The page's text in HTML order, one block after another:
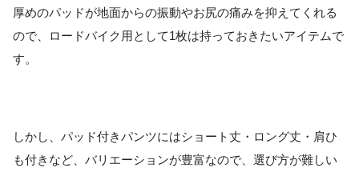
厚めのパッドが地面からの振動やお尻の痛みを抑えてくれる
ので、ロードバイク用として1枚は持っておきたいアイテムで
す。
しかし、パッド付きパンツにはショート丈・ロング丈・肩ひ
も付きなど、バリエーションが豊富なので、選び方が難しい